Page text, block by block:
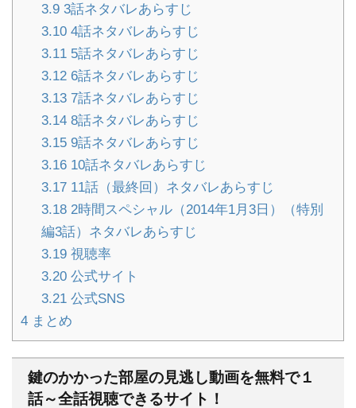
3.93話ネタバレあらすじ
3.104話ネタバレあらすじ
3.115話ネタバレあらすじ
3.126話ネタバレあらすじ
3.137話ネタバレあらすじ
3.148話ネタバレあらすじ
3.159話ネタバレあらすじ
3.1610話ネタバレあらすじ
3.1711話（最終回）ネタバレあらすじ
3.182時間スペシャル（2014年1月3日）（特別
編3話）ネタバレあらすじ
3.19視聴率
3.20公式サイト
3.21公式SNS
4 まとめ
鍵のかかった部屋の見逃し動画を無料で１
話～全話視聴できるサイト！